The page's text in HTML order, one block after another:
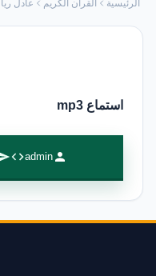
الرئيسية القرأن الكريم عادل
استماع mp3
admin